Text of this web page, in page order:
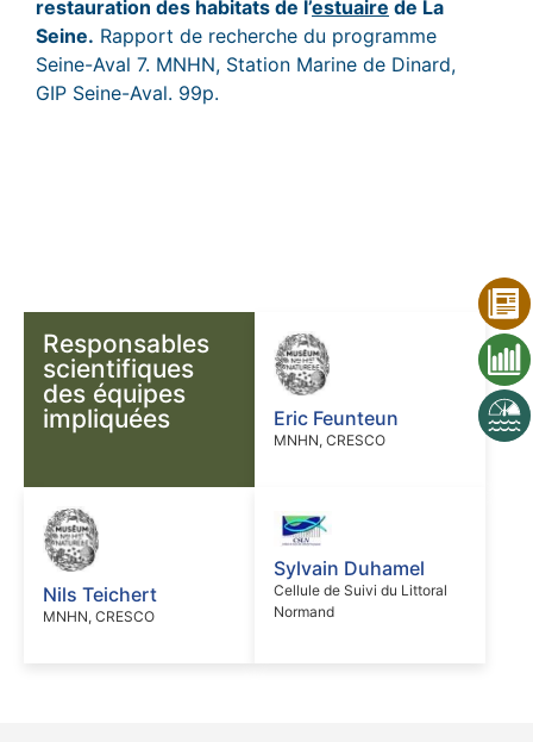
restauration des habitats de l’estuaire de La
Seine. Rapport de recherche du programme
Seine-Aval 7. MNHN, Station Marine de Dinard,
GIP Seine-Aval. 99p.
Responsables
scientifiques
des équipes
impliquées
Eric Feunteun
MNHN, CRESCO
Nils Teichert
MNHN, CRESCO
Sylvain Duhamel
Cellule de Suivi du Littoral
Normand